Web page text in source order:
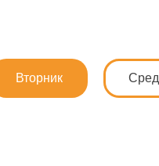
Вторник